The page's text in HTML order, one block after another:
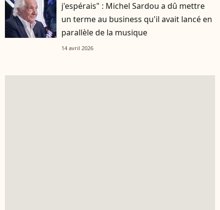
j'espérais" : Michel Sardou a dû mettre
un terme au business qu'il avait lancé en
parallèle de la musique
14 avril 2026